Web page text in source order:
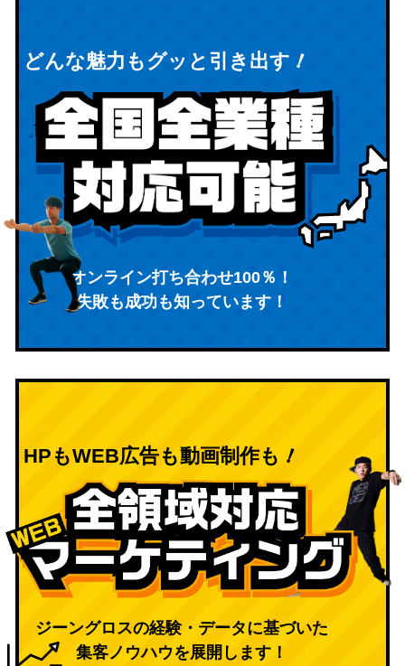
どんな魅力もグッと引き出す！
オンライン打ち合わせ100％！
失敗も成功も知っています！
HPもWEB広告も動画制作も！
ジーングロスの経験・データに基づいた
集客ノウハウを展開します！